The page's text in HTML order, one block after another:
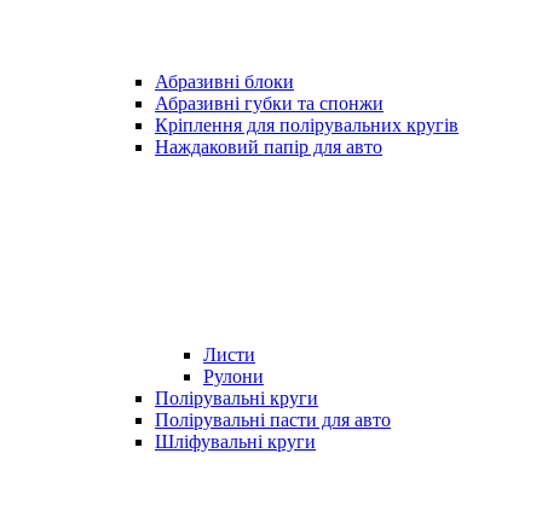
Абразивні блоки
Абразивні губки та спонжи
Кріплення для полірувальних кругів
Наждаковий папір для авто
Листи
Рулони
Полірувальні круги
Полірувальні пасти для авто
Шліфувальні круги